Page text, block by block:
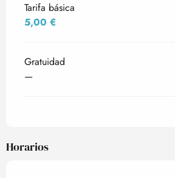
Tarifa básica
5,00 €
Gratuidad
—
Horarios